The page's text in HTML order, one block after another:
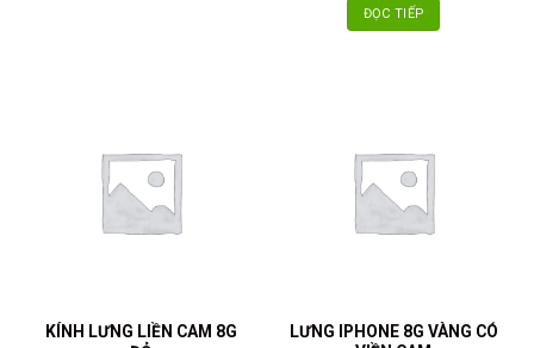
ĐỌC TIẾP
KÍNH LƯNG LIỀN CAM 8G
LƯNG IPHONE 8G VÀNG CÓ